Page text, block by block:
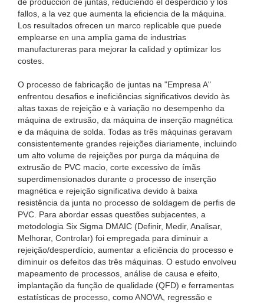
fallos, a la vez que aumenta la eficiencia de la máquina.
Los resultados ofrecen un marco replicable que puede
emplearse en una amplia gama de industrias
manufactureras para mejorar la calidad y optimizar los
costes.
O processo de fabricação de juntas na "Empresa A"
enfrentou desafios e ineficiências significativos devido às
altas taxas de rejeição e à variação no desempenho da
máquina de extrusão, da máquina de inserção magnética
e da máquina de solda. Todas as três máquinas geravam
consistentemente grandes rejeições diariamente, incluindo
um alto volume de rejeições por purga da máquina de
extrusão de PVC macio, corte excessivo de ímãs
superdimensionados durante o processo de inserção
magnética e rejeição significativa devido à baixa
resistência da junta no processo de soldagem de perfis de
PVC. Para abordar essas questões subjacentes, a
metodologia Six Sigma DMAIC (Definir, Medir, Analisar,
Melhorar, Controlar) foi empregada para diminuir a
rejeição/desperdício, aumentar a eficiência do processo e
diminuir os defeitos das três máquinas. O estudo envolveu
mapeamento de processos, análise de causa e efeito,
implantação da função de qualidade (QFD) e ferramentas
estatísticas de processo, como ANOVA, regressão e